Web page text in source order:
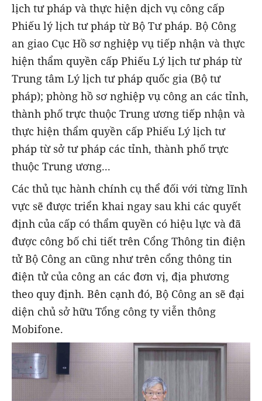
lịch tư pháp và thực hiện dịch vụ công cấp
Phiếu lý lịch tư pháp từ Bộ Tư pháp. Bộ Công
an giao Cục Hồ sơ nghiệp vụ tiếp nhận và thực
hiện thẩm quyền cấp Phiếu Lý lịch tư pháp từ
Trung tâm Lý lịch tư pháp quốc gia (Bộ tư
pháp); phòng hồ sơ nghiệp vụ công an các tỉnh,
thành phố trực thuộc Trung ương tiếp nhận và
thực hiện thẩm quyền cấp Phiếu Lý lịch tư
pháp từ sở tư pháp các tỉnh, thành phố trực
thuộc Trung ương...
Các thủ tục hành chính cụ thể đối với từng lĩnh
vực sẽ được triển khai ngay sau khi các quyết
định của cấp có thẩm quyền có hiệu lực và đã
được công bố chi tiết trên Cổng Thông tin điện
tử Bộ Công an cũng như trên cổng thông tin
điện tử của công an các đơn vị, địa phương
theo quy định. Bên cạnh đó, Bộ Công an sẽ đại
diện chủ sở hữu Tổng công ty viễn thông
Mobifone.